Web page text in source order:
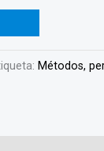
Métodos,